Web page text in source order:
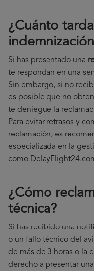
¿Cuánto
Si has presentado una
te respondan en una
Sin embargo, si no
es posible que no
te deniegue la
Para evitar retrasos y
reclamación, es
especializada en la
como
¿Cómo
técnica?
Si has recibido una
o un fallo técnico del
de más de 3 horas o la
derecho a presentar